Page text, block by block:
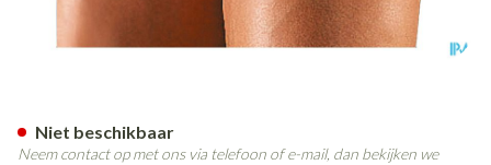
Niet beschikbaar
Neem contact op met ons via telefoon of e-mail, dan bekijken we